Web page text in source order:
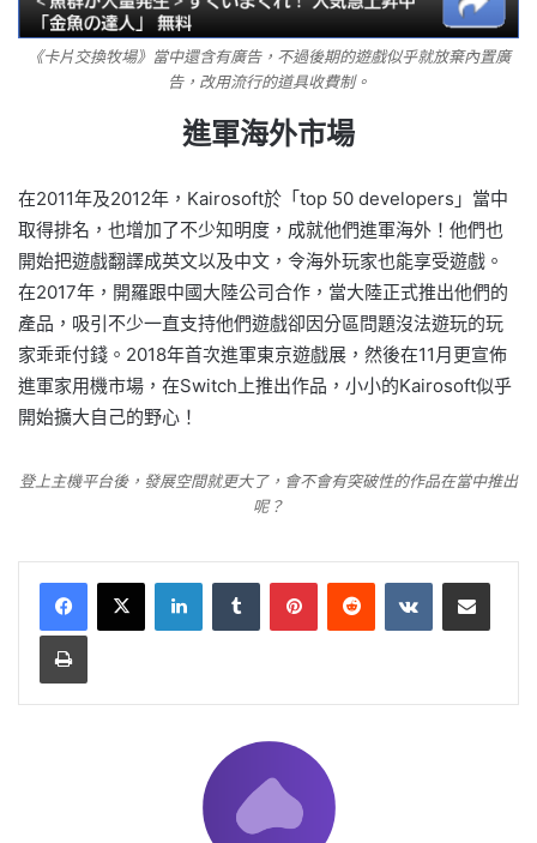
《卡片交換牧場》當中還含有廣告，不過後期的遊戲似乎就放棄內置廣
告，改用流行的道具收費制。
進軍海外市場
在2011年及2012年，Kairosoft於「top 50 developers」當中
取得排名，也增加了不少知明度，成就他們進軍海外！他們也
開始把遊戲翻譯成英文以及中文，令海外玩家也能享受遊戲。
在2017年，開羅跟中國大陸公司合作，當大陸正式推出他們的
產品，吸引不少一直支持他們遊戲卻因分區問題沒法遊玩的玩
家乖乖付錢。2018年首次進軍東京遊戲展，然後在11月更宣佈
進軍家用機市場，在Switch上推出作品，小小的Kairosoft似乎
開始擴大自己的野心！
登上主機平台後，發展空間就更大了，會不會有突破性的作品在當中推出
呢？
LinkedInTumblr PinterestReddit VKontakteShare via Email
Print